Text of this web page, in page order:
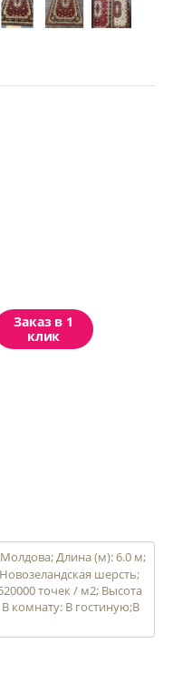
Заказ в 1
клик
Длина (м): 6.0 м;
шерсть;
точек / м2; Высота
комнату: В гостиную;В